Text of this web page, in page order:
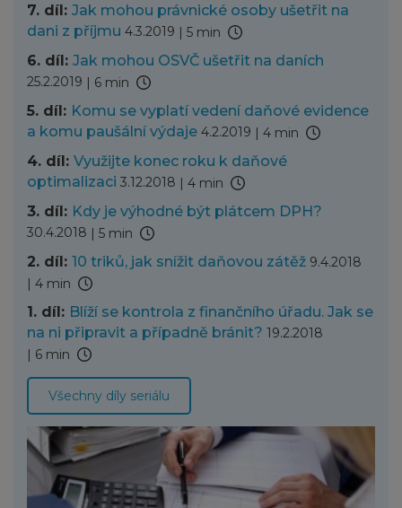
7. díl: Jak mohou právnické osoby ušetřit na
dani z příjmu 4.3.2019 | 5 min
6. díl: Jak mohou OSVČ ušetřit na daních
25.2.2019 | 6 min
5. díl: Komu se vyplatí vedení daňové evidence
a komu paušální výdaje 4.2.2019 | 4 min
4. díl: Využijte konec roku k daňové
optimalizaci 3.12.2018 | 4 min
3. díl: Kdy je výhodné být plátcem DPH?
30.4.2018 | 5 min
2. díl: 10 triků, jak snížit daňovou zátěž 9.4.2018
| 4 min
1. díl: Blíží se kontrola z finančního úřadu. Jak se
na ni připravit a případně bránit? 19.2.2018
| 6 min
Všechny díly seriálu